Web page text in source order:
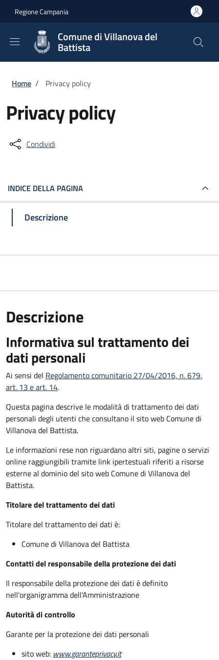
Regione Campania
Comune di Villanova del
Battista
Briciole di pane
Home / Privacy policy
Privacy policy
Condividi
INDICE DELLA PAGINA
Descrizione
Descrizione
Informativa sul trattamento dei
dati personali
Ai sensi del Regolamento comunitario 27/04/2016, n. 679,
art. 13 e art. 14.
Questa pagina descrive le modalità di trattamento dei dati
personali degli utenti che consultano il sito web Comune di
Villanova del Battista.
Le informazioni rese non riguardano altri siti, pagine o servizi
online raggiungibili tramite link ipertestuali riferiti a risorse
esterne al dominio del sito web Comune di Villanova del
Battista.
Titolare del trattamento dei dati
Titolare del trattamento dei dati è:
Comune di Villanova del Battista
Contatti del responsabile della protezione dei dati
Il responsabile della protezione dei dati è definito
nell'organigramma dell'Amministrazione
Autorità di controllo
Garante per la protezione dei dati personali
sito web: www.garanteprivacy.it